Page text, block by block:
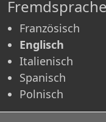
Fremdsprache
Französisch
Englisch
Italienisch
Spanisch
Polnisch